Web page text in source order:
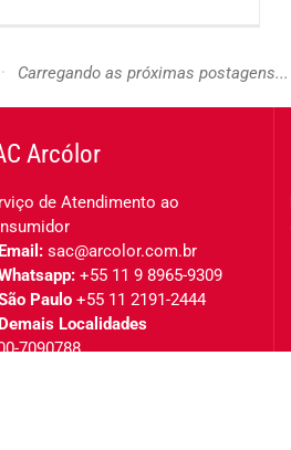
Carregando as próximas postagens...
Arcólor
de Atendimento ao
sac@arcolor.com.br
+55 11 9 8965-9309
Paulo +55 11 2191-2444
Localidades
7090788